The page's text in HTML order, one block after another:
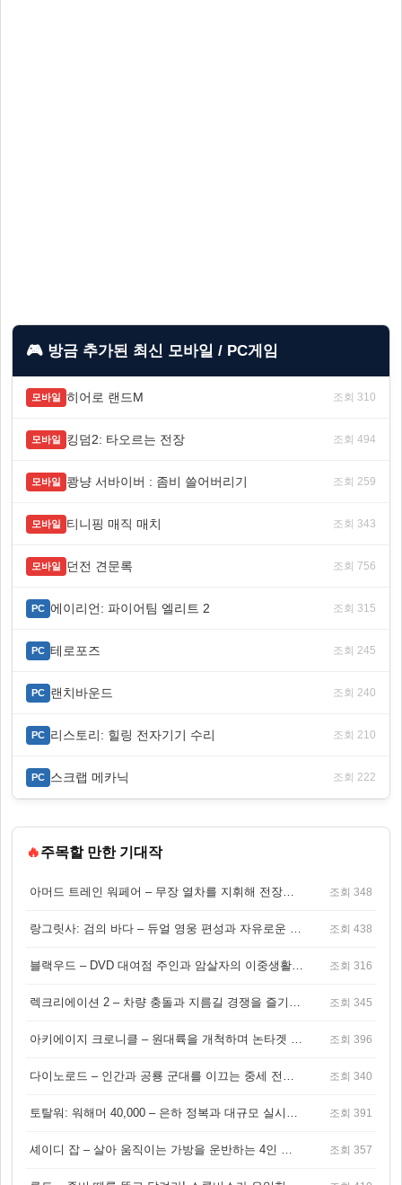
🎮 방금 추가된 최신 모바일 / PC게임
모바일 히어로 랜드M 조회 310
모바일 킹덤2: 타오르는 전장 조회 494
모바일 쾅냥 서바이버 : 좀비 쓸어버리기 조회 259
모바일 티니핑 매직 매치 조회 343
모바일 던전 견문록 조회 756
PC 에이리언: 파이어팀 엘리트 2 조회 315
PC 테로포즈 조회 245
PC 랜치바운드 조회 240
PC 리스토리: 힐링 전자기기 수리 조회 210
PC 스크랩 메카닉 조회 222
🔥주목할 만한 기대작
아머드 트레인 워페어 – 무장 열차를 지휘해 전장을 돌파하는 생존 전투 게임 조회 348
랑그릿사: 검의 바다 – 듀얼 영웅 편성과 자유로운 탐험을 결합한 판타지 전략 RPG 조회 438
블랙우드 – DVD 대여점 주인과 암살자의 이중생활을 그린 3인칭 액션 스릴러 게임 조회 316
렉크리에이션 2 – 차량 충돌과 지름길 경쟁을 즐기는 오픈월드 아케이드 레이싱 게임 조회 345
아키에이지 크로니클 – 원대륙을 개척하며 논타겟 전투를 즐기는 오픈월드 MMORPG 조회 396
다이노로드 – 인간과 공룡 군대를 이끄는 중세 전략 액션 RPG 조회 340
토탈워: 워해머 40,000 – 은하 정복과 대규모 실시간 전투가 결합된 전략 게임! 조회 391
셰이디 잡 – 살아 움직이는 가방을 운반하는 4인 협동 물리 어드벤처 게임 조회 357